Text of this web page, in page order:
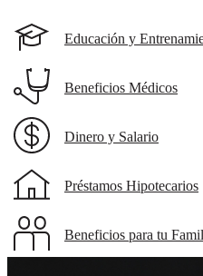
Educación y
Beneficios Médicos
Dinero y Salario
Préstamos Hipotecarios
Beneficios para tu